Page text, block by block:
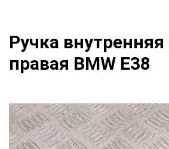
Ручка
правая BMW E38